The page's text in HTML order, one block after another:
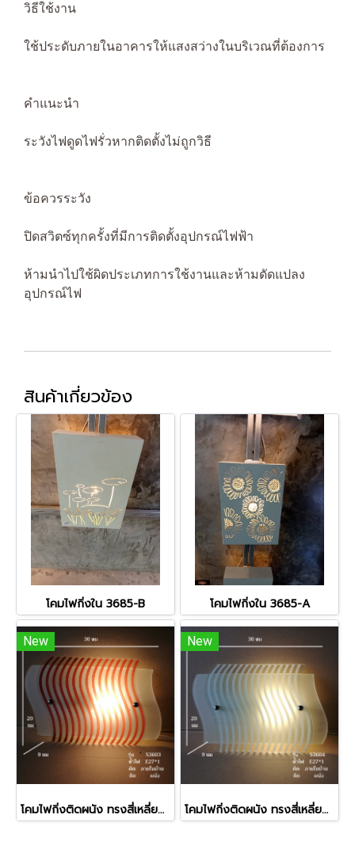
วิธีใช้งาน
ใช้ประดับภายในอาคารให้แสงสว่างในบริเวณที่ต้องการ
คำแนะนำ
ระวังไฟดูดไฟรั่วหากติดตั้งไม่ถูกวิธี
ข้อควรระวัง
ปิดสวิตซ์ทุกครั้งที่มีการติดตั้งอุปกรณ์ไฟฟ้า
ห้ามนำไปใช้ผิดประเภทการใช้งานและห้ามดัดแปลง
อุปกรณ์ไฟ
สินค้าเกี่ยวข้อง
โคมไฟกิ่งใน 3685-B โคมไฟกิ่งใน 3685-A
New
โคมไฟกิ่งติดผนัง ทรงสี่เหลี่ยมผืนผ้า รุ่น S3603
New
โคมไฟกิ่งติดผนัง ทรงสี่เหลี่ยมผืนผ้า รุ่น S3604